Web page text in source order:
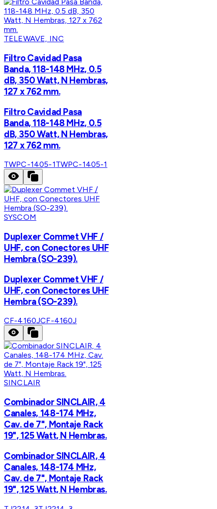
TELEWAVE, INC
Filtro Cavidad Pasa
Banda, 118-148 MHz, 0.5
dB, 350 Watt, N Hembras,
127 x 762 mm.
Filtro Cavidad Pasa
Banda, 118-148 MHz, 0.5
dB, 350 Watt, N Hembras,
127 x 762 mm.
TWPC-1405-1TWPC-1405-1
SYSCOM
Duplexer Commet VHF /
UHF, con Conectores UHF
Hembra (SO-239).
Duplexer Commet VHF /
UHF, con Conectores UHF
Hembra (SO-239).
CF-4160JCF-4160J
SINCLAIR
Combinador SINCLAIR, 4
Canales, 148-174 MHz,
Cav. de 7", Montaje Rack
19", 125 Watt, N Hembras.
Combinador SINCLAIR, 4
Canales, 148-174 MHz,
Cav. de 7", Montaje Rack
19", 125 Watt, N Hembras.